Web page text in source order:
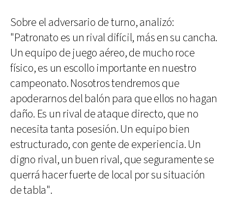
Sobre el adversario de turno, analizó:
"Patronato es un rival difícil, más en su cancha.
Un equipo de juego aéreo, de mucho roce
físico, es un escollo importante en nuestro
campeonato. Nosotros tendremos que
apoderarnos del balón para que ellos no hagan
daño. Es un rival de ataque directo, que no
necesita tanta posesión. Un equipo bien
estructurado, con gente de experiencia. Un
digno rival, un buen rival, que seguramente se
querrá hacer fuerte de local por su situación
de tabla".